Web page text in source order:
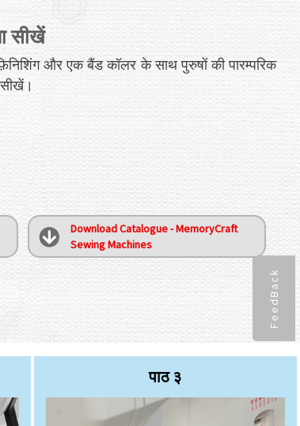
FeedBack
सीखें
और एक बैंड कॉलर के साथ पुरुषों की पारम्परिक
Download Catalogue - MemoryCraft
Sewing Machines
पाठ ३